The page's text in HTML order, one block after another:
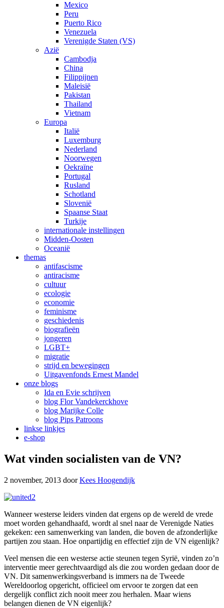
Mexico
Peru
Puerto Rico
Venezuela
Verenigde Staten (VS)
Azië
Cambodja
China
Filippijnen
Maleisië
Pakistan
Thailand
Vietnam
Europa
Italië
Luxemburg
Nederland
Noorwegen
Oekraïne
Portugal
Rusland
Schotland
Slovenië
Spaanse Staat
Turkije
internationale instellingen
Midden-Oosten
Oceanië
themas
antifascisme
antiracisme
cultuur
ecologie
economie
feminisme
geschiedenis
biografieën
jongeren
LGBT+
migratie
strijd en bewegingen
Uitgavenfonds Ernest Mandel
onze blogs
Ida en Evie schrijven
blog Flor Vandekerckhove
blog Marijke Colle
blog Pips Patroons
linkse linkjes
e-shop
Wat vinden socialisten van de VN?
2 november, 2013 doorKees Hoogendijk
Wanneer westerse leiders vinden dat ergens op de wereld de vrede
moet worden gehandhaafd, wordt al snel naar de Verenigde Naties
gekeken: een samenwerking van landen, die boven de afzonderlijke
partijen zou staan. Hoe onpartijdig en effectief zijn de VN eigenlijk?
Veel mensen die een westerse actie steunen tegen Syrië, vinden zo’n
interventie meer gerechtvaardigd als die zou worden gedaan door de
VN. Dit samenwerkingsverband is immers na de Tweede
Wereldoorlog opgericht, officieel om ervoor te zorgen dat een
dergelijk conflict zich nooit meer zou herhalen. Maar wiens
belangen dienen de VN eigenlijk?